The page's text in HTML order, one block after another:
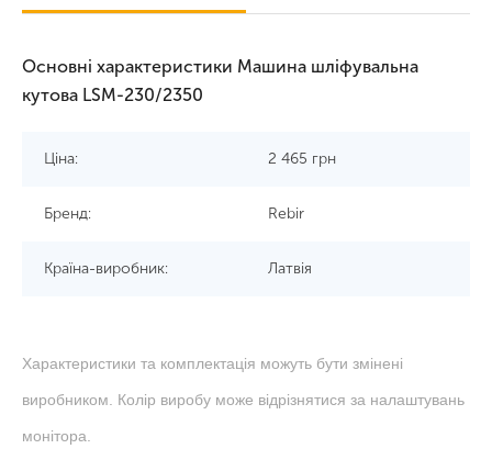
Основні характеристики Машина шліфувальна
кутова LSM-230/2350
Ціна: 2 465 грн
Бренд: Rebir
Країна-виробник: Латвія
Характеристики та комплектація можуть бути змінені
виробником. Колір виробу може відрізнятися за налаштувань
монітора.